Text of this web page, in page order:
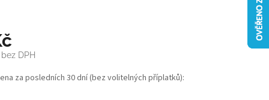
DPH
za posledních 30 dní (bez volitelných příplatků):